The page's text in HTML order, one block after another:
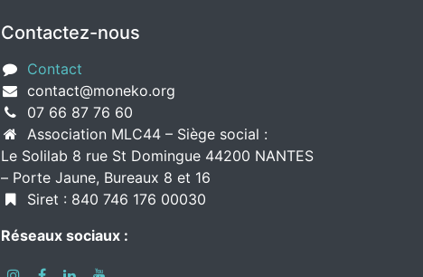
Contactez-nous
Contact
contact@moneko.org
07 66 87 76 60
Association MLC44 – Siège social :
Le Solilab 8 rue St Domingue 44200 NANTES
– Porte Jaune, Bureaux 8 et 16
Siret : 840 746 176 00030
Réseaux sociaux :